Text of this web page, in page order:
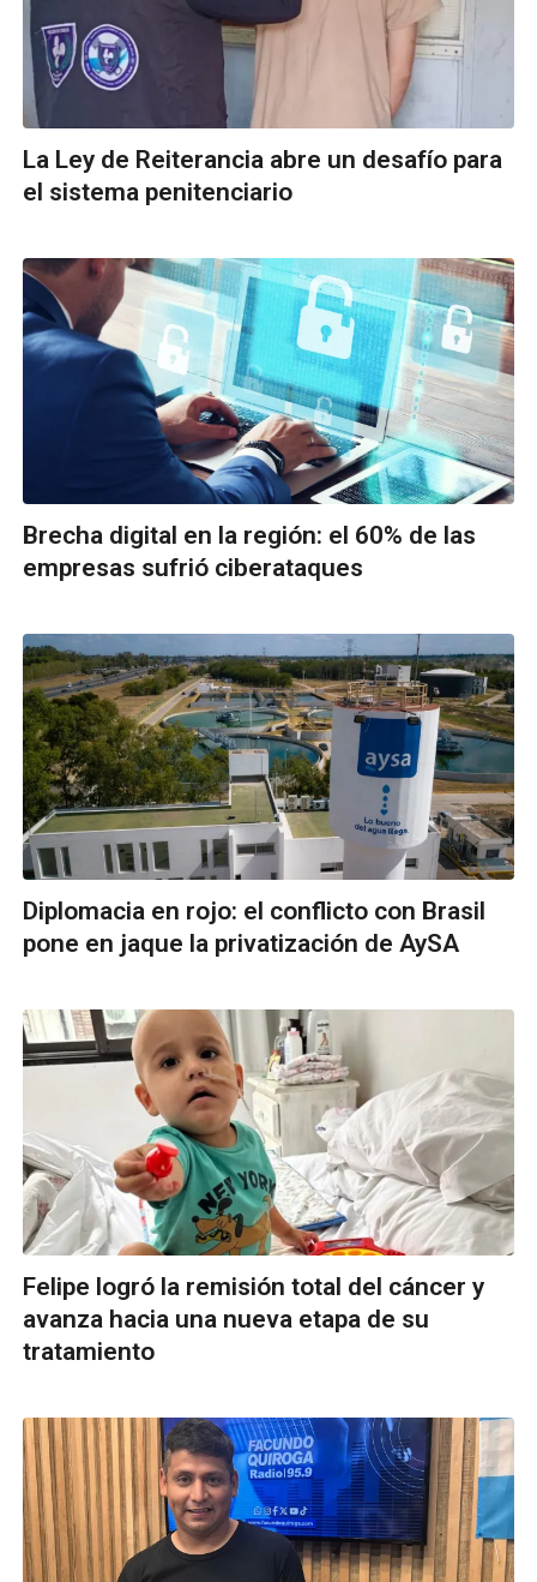
La Ley de Reiterancia abre un desafío para
el sistema penitenciario
Brecha digital en la región: el 60% de las
empresas sufrió ciberataques
Diplomacia en rojo: el conflicto con Brasil
pone en jaque la privatización de AySA
Felipe logró la remisión total del cáncer y
avanza hacia una nueva etapa de su
tratamiento